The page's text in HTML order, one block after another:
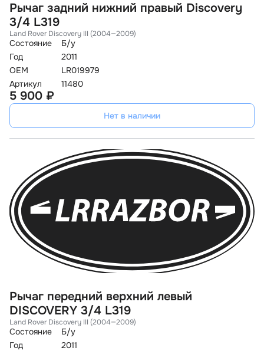
Рычаг задний нижний правый Discovery
3/4 L319
Land Rover Discovery III (2004—2009)
Состояние
Б/у
Год
2011
OEM
LR019979
Артикул
11480
5 900 ₽
Нет в наличии
Рычаг передний верхний левый
DISCOVERY 3/4 L319
Land Rover Discovery III (2004—2009)
Состояние
Б/у
Год
2011